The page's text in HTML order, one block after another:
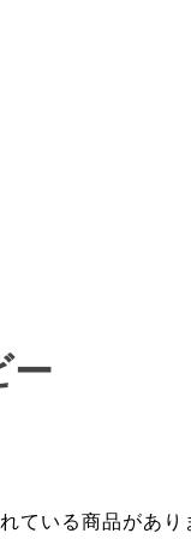
ー
ている商品があり